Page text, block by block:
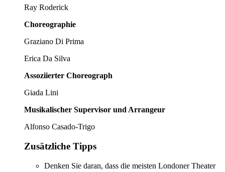
Ray Roderick
Choreographie
Graziano Di Prima
Erica Da Silva
Assoziierter Choreograph
Giada Lini
Musikalischer Supervisor und Arrangeur
Alfonso Casado-Trigo
Zusätzliche Tipps
Denken Sie daran, dass die meisten Londoner Theater